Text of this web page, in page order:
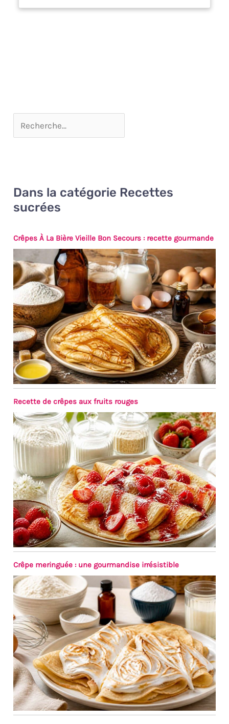
Dans la catégorie Recettes
sucrées
Crêpes À La Bière Vieille Bon Secours : recette gourmande
Recette de crêpes aux fruits rouges
Crêpe meringuée : une gourmandise irrésistible